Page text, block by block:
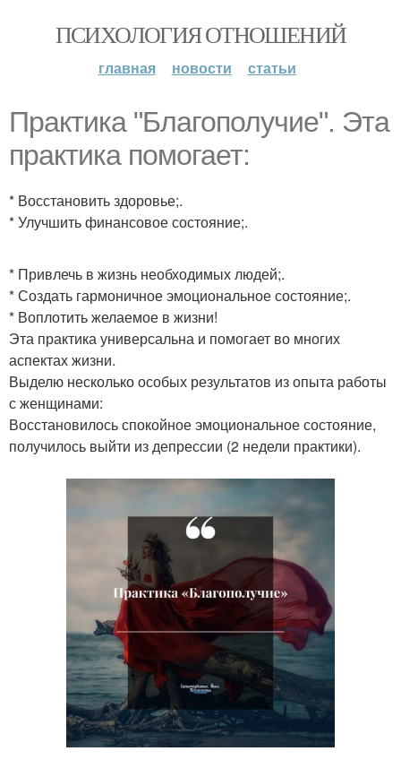
ПСИХОЛОГИЯ ОТНОШЕНИЙ
главная новости статьи
Практика "Благополучие". Эта
практика помогает:
* Восстановить здоровье;.
* Улучшить финансовое состояние;.
* Привлечь в жизнь необходимых людей;.
* Создать гармоничное эмоциональное состояние;.
* Воплотить желаемое в жизни!
Эта практика универсальна и помогает во многих
аспектах жизни.
Выделю несколько особых результатов из опыта работы
с женщинами:
Восстановилось спокойное эмоциональное состояние,
получилось выйти из депрессии (2 недели практики).